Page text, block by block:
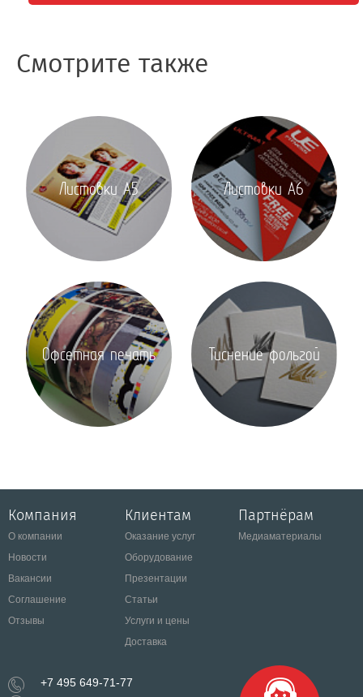
Смотрите также
Листовки А5 Листовки А6
Офсетная печать Тиснение фольгой
Компания
О компании
Новости
Вакансии
Соглашение
Отзывы
Клиентам
Оказание услуг
Оборудование
Презентации
Статьи
Услуги и цены
Доставка
Партнёрам
Медиаматериалы
+7 495 649-71-77